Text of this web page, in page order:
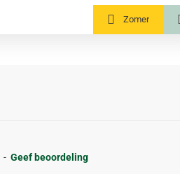
Zomer
- Geef beoordeling